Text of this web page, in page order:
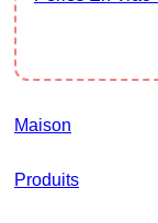
Maison
Produits